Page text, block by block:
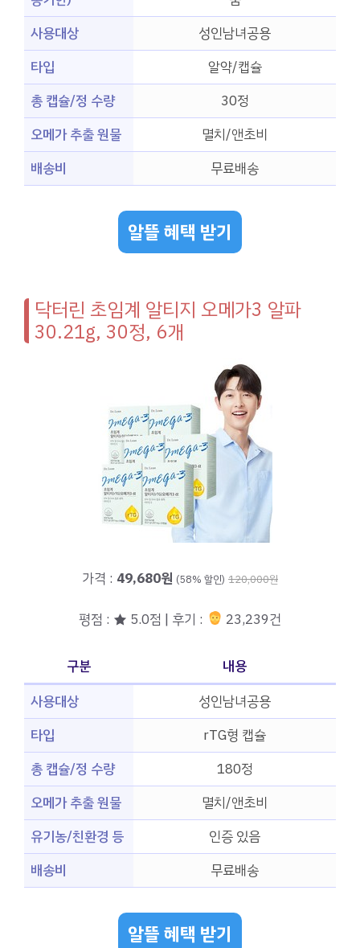
사용대상
성인남녀공용
타입
알약/캡슐
총 캡슐/정 수량
30정
오메가 추출 원물
멸치/앤초비
배송비
무료배송
알뜰 혜택 받기
닥터린 초임계 알티지 오메가3 알파
30.21g, 30정, 6개
가격 : 49,680원 (58% 할인) 120,000원
평점 : ★ 5.0점 | 후기 : 23,239건
구분
내용
사용대상
성인남녀공용
타입
rTG형 캡슐
총 캡슐/정 수량
180정
오메가 추출 원물
멸치/앤초비
유기농/친환경 등
인증 있음
배송비
무료배송
알뜰 혜택 받기